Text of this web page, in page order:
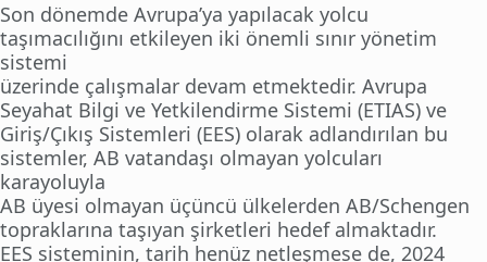
Son dönemde Avrupa’ya yapılacak yolcu
taşımacılığını etkileyen iki önemli sınır yönetim
sistemi
üzerinde çalışmalar devam etmektedir. Avrupa
Seyahat Bilgi ve Yetkilendirme Sistemi (ETIAS) ve
Giriş/Çıkış Sistemleri (EES) olarak adlandırılan bu
sistemler, AB vatandaşı olmayan yolcuları
karayoluyla
AB üyesi olmayan üçüncü ülkelerden AB/Schengen
topraklarına taşıyan şirketleri hedef almaktadır.
EES sisteminin, tarih henüz netleşmese de, 2024